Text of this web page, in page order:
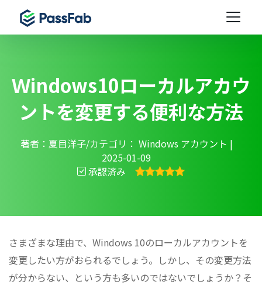
Ｗindows10ローカルアカウ
ントを変更する便利な方法
著者：夏目洋子/カテゴリ： Windows アカウント |
2025-01-09
承認済み
さまざまな理由で、Windows 10のローカルアカウントを
変更したい方がおられるでしょう。しかし、その変更方法
が分からない、という方も多いのではないでしょうか？そ